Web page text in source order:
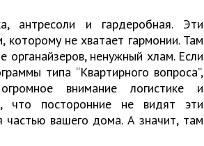
антресоли и гардеробная. Эти
которому не хватает гармонии. Там
органайзеров, ненужный хлам. Если
типа “Квартирного вопроса”,
внимание логистике и
что посторонние не видят эти
частью вашего дома. А значит, там